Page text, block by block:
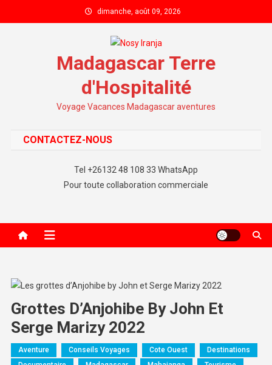
dimanche, août 09, 2026
Madagascar Terre
d'Hospitalité
Voyage Vacances Madagascar aventures
CONTACTEZ-NOUS
Tel +26132 48 108 33 WhatsApp
Pour toute collaboration commerciale
Grottes D’Anjohibe By John Et
Serge Marizy 2022
Aventure Conseils Voyages Cote Ouest
Destinations